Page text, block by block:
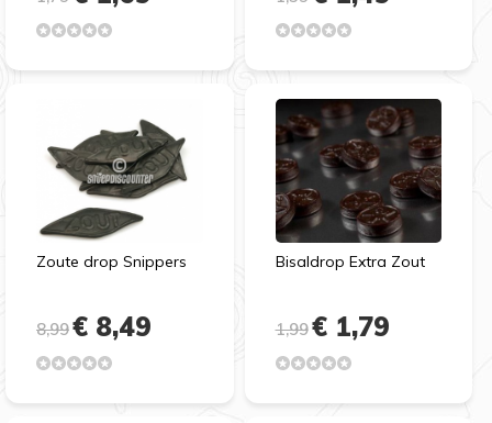
Zoute drop Snippers
8,99€ 8,49
Bisaldrop Extra Zout
1,99€ 1,79